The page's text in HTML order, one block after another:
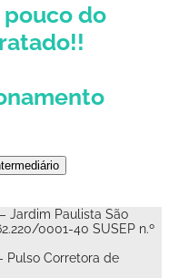
pouco do
– Jardim Paulista São
0001-40 SUSEP n.º
Pulso Corretora de